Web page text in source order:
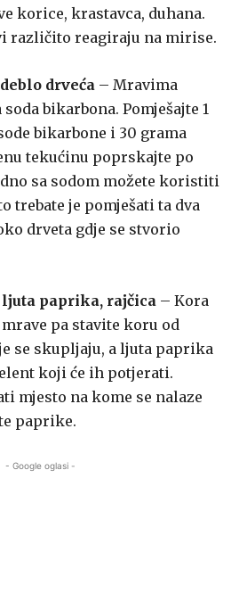
korice, krastavca, duhana.
različito reagiraju na mirise.
drveća – Mravima
bikarbona. Pomješajte 1
bikarbone i 30 grama
tekućinu poprskajte po
sa sodom možete koristiti
trebate je pomješati ta dva
drveta gdje se stvorio
paprika, rajčica – Kora
pa stavite koru od
se skupljaju, a ljuta paprika
koji će ih potjerati.
mjesto na kome se nalaze
paprike.
- Google oglasi -